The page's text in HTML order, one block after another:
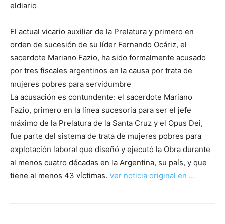
eldiario
El actual vicario auxiliar de la Prelatura y primero en
orden de sucesión de su líder Fernando Ocáriz, el
sacerdote Mariano Fazio, ha sido formalmente acusado
por tres fiscales argentinos en la causa por trata de
mujeres pobres para servidumbre
La acusación es contundente: el sacerdote Mariano
Fazio, primero en la línea sucesoria para ser el jefe
máximo de la Prelatura de la Santa Cruz y el Opus Dei,
fue parte del sistema de trata de mujeres pobres para
explotación laboral que diseñó y ejecutó la Obra durante
al menos cuatro décadas en la Argentina, su país, y que
tiene al menos 43 víctimas. Ver noticia original en …